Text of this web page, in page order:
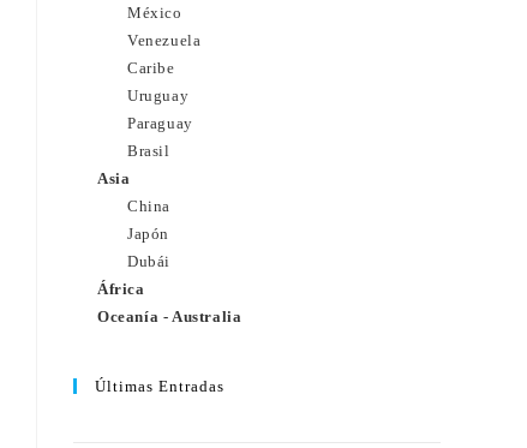
México
Venezuela
Caribe
Uruguay
Paraguay
Brasil
Asia
China
Japón
Dubái
África
Oceanía - Australia
Últimas Entradas